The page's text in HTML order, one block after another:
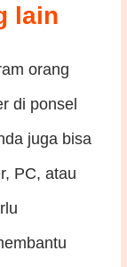
lain
orang
di ponsel
juga bisa
PC, atau